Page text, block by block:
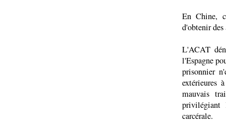
En Chine,
d'obtenir
L'ACAT
l'Espagne
prisonnier
extérieures
mauvais
privilégiant
carcérale.